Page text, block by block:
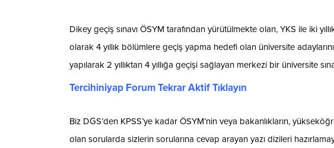
Dikey geçiş sınavı ÖSYM tarafından yürütülmekte olan, YKS ile iki
olarak 4 yıllık bölümlere geçiş yapma hedefi olan üniversite
yapılarak 2 yıllıktan 4 yıllığa geçişi sağlayan merkezi bir üniversite
Tercihiniyap Forum Tekrar Aktif Tıklayın
Biz DGS’den KPSS’ye kadar ÖSYM’nin veya bakanlıkların,
olan sorularda sizlerin sorularına cevap arayan yazı dizileri